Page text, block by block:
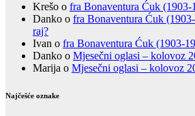
Krešo o fra Bonaventura Ćuk
Danko o fra Bonaventura Ćuk
raj?
Ivan o fra Bonaventura Ćuk (1903-
Danko o Mjesečni oglasi – kolovoz
Marija o Mjesečni oglasi – kolovoz
Najčešće oznake